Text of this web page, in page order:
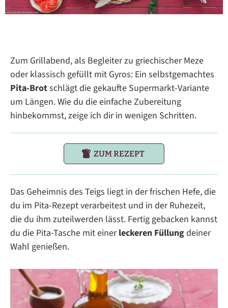
Zum Grillabend, als Begleiter zu griechischer Meze
oder klassisch gefüllt mit Gyros: Ein selbstgemachtes
Pita-Brotschlägt die gekaufte Supermarkt-Variante
um Längen. Wie du die einfache Zubereitung
hinbekommst, zeige ich dir in wenigen Schritten.
ZUM REZEPT
Das Geheimnis des Teigs liegt in der frischen Hefe, die
du im Pita-Rezept verarbeitest und in der Ruhezeit,
die du ihm zuteilwerden lässt. Fertig gebacken kannst
du die Pita-Tasche mit einerleckeren Füllungdeiner
Wahl genießen.